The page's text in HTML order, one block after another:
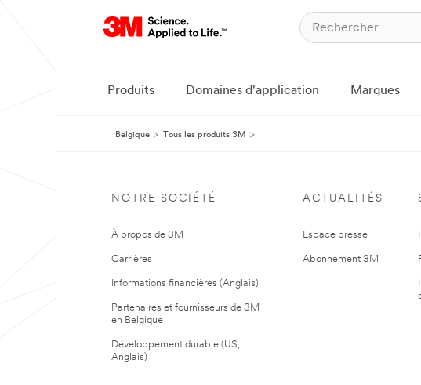
Produits Domaines d'application Marques
Belgique Tous les produits 3M
NOTRE SOCIÉTÉ
À propos de 3M
Carrières
Informations financières (Anglais)
Partenaires et fournisseurs de 3M
en Belgique
Développement durable (US,
Anglais)
ACTUALITÉS
Espace presse
Abonnement 3M